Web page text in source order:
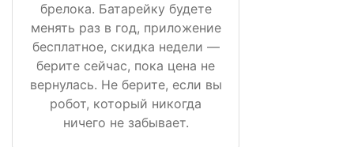
брелока. Батарейку будете
менять раз в год, приложение
бесплатное, скидка недели —
берите сейчас, пока цена не
вернулась. Не берите, если вы
робот, который никогда
ничего не забывает.